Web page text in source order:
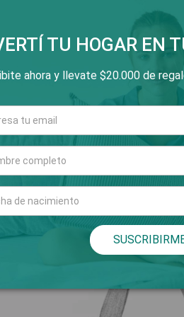
3 Y 6 CUOTAS SIN
Cuarto Living
TU HOGAR EN
ahora y llevate $20.000 de